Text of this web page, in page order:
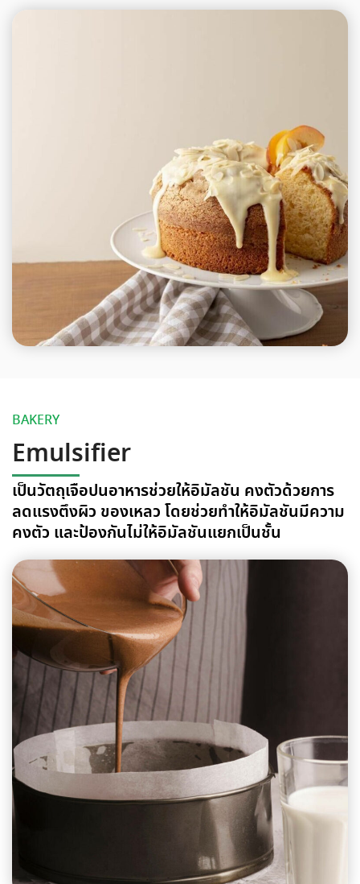
BAKERY
Emulsifier
เป็นวัตถุเจือปนอาหารช่วยให้อิมัลชัน คงตัวด้วยการ
ลดแรงตึงผิว ของเหลว โดยช่วยทำให้อิมัลชันมีความ
คงตัว และป้องกันไม่ให้อิมัลชันแยกเป็นชั้น